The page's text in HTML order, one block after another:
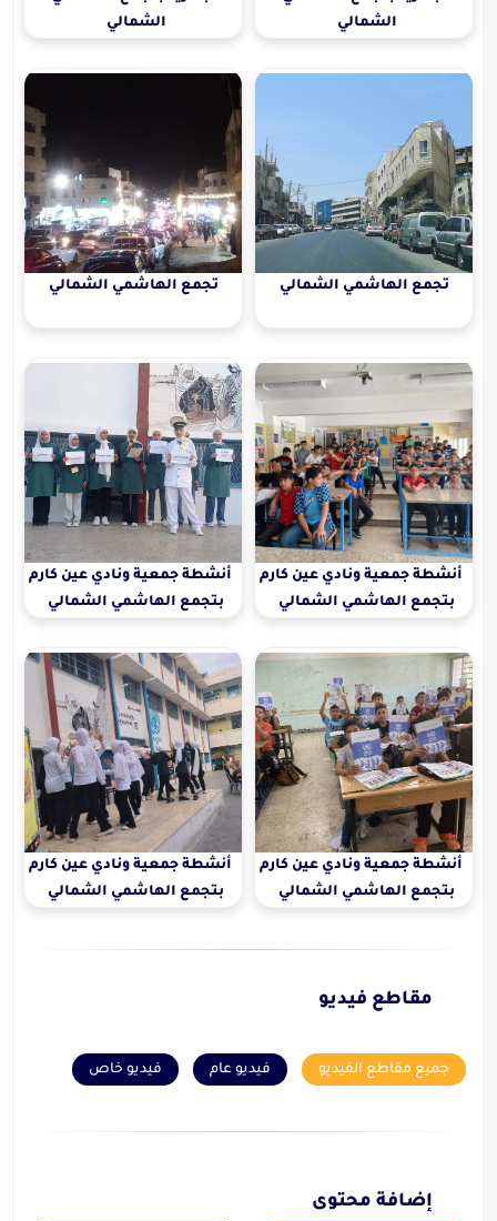
الشمالي
الشمالي
تجمع الهاشمي الشمالي تجمع الهاشمي الشمالي
أنشطة جمعية ونادي عين كارم
بتجمع الهاشمي الشمالي
أنشطة جمعية ونادي عين كارم
بتجمع الهاشمي الشمالي
أنشطة جمعية ونادي عين كارم
بتجمع الهاشمي الشمالي
أنشطة جمعية ونادي عين كارم
بتجمع الهاشمي الشمالي
مقاطع فيديو
جميع مقاطع الفيديو فيديو عام فيديو خاص
إضافة محتوى